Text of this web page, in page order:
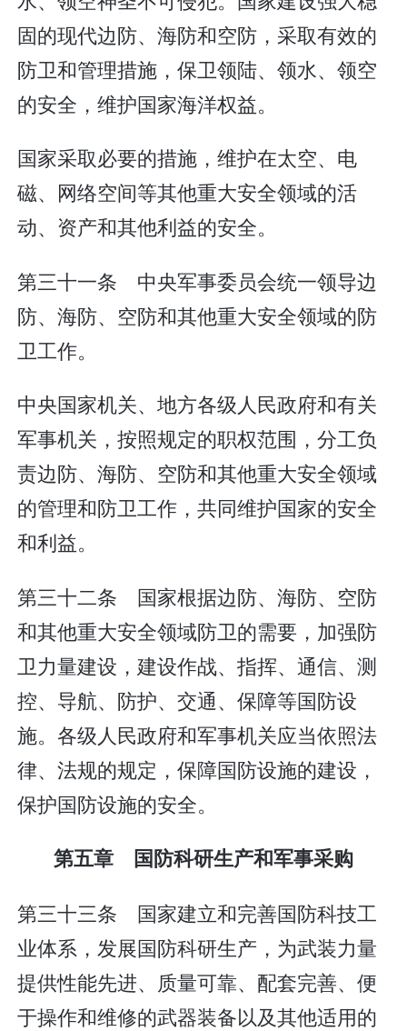
固的现代边防、海防和空防，采取有效的
防卫和管理措施，保卫领陆、领水、领空
的安全，维护国家海洋权益。
国家采取必要的措施，维护在太空、电
磁、网络空间等其他重大安全领域的活
动、资产和其他利益的安全。
第三十一条 中央军事委员会统一领导边
防、海防、空防和其他重大安全领域的防
卫工作。
中央国家机关、地方各级人民政府和有关
军事机关，按照规定的职权范围，分工负
责边防、海防、空防和其他重大安全领域
的管理和防卫工作，共同维护国家的安全
和利益。
第三十二条 国家根据边防、海防、空防
和其他重大安全领域防卫的需要，加强防
卫力量建设，建设作战、指挥、通信、测
控、导航、防护、交通、保障等国防设
施。各级人民政府和军事机关应当依照法
律、法规的规定，保障国防设施的建设，
保护国防设施的安全。
第五章 国防科研生产和军事采购
第三十三条 国家建立和完善国防科技工
业体系，发展国防科研生产，为武装力量
提供性能先进、质量可靠、配套完善、便
于操作和维修的武器装备以及其他适用的